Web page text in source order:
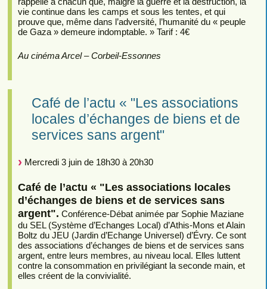
vie continue dans les camps et sous les tentes, et qui
prouve que, même dans l’adversité, l’humanité du « peuple
de Gaza » demeure indomptable. » Tarif : 4€
Au cinéma Arcel – Corbeil-Essonnes
Café de l’actu « "Les associations
locales d’échanges de biens et de
services sans argent"
Mercredi 3 juin de 18h30 à 20h30
Café de l’actu « "Les associations locales
d’échanges de biens et de services sans
argent". Conférence-Débat animée par Sophie Maziane
du SEL (Système d’Echanges Local) d’Athis-Mons et Alain
Boltz du JEU (Jardin d’Echange Universel) d’Évry. Ce sont
des associations d’échanges de biens et de services sans
argent, entre leurs membres, au niveau local. Elles luttent
contre la consommation en privilégiant la seconde main, et
elles créent de la convivialité.